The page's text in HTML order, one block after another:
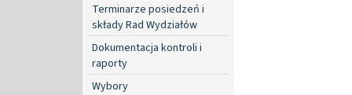
Terminarze posiedzeń i
składy Rad Wydziałów
Dokumentacja kontroli i
raporty
Wybory